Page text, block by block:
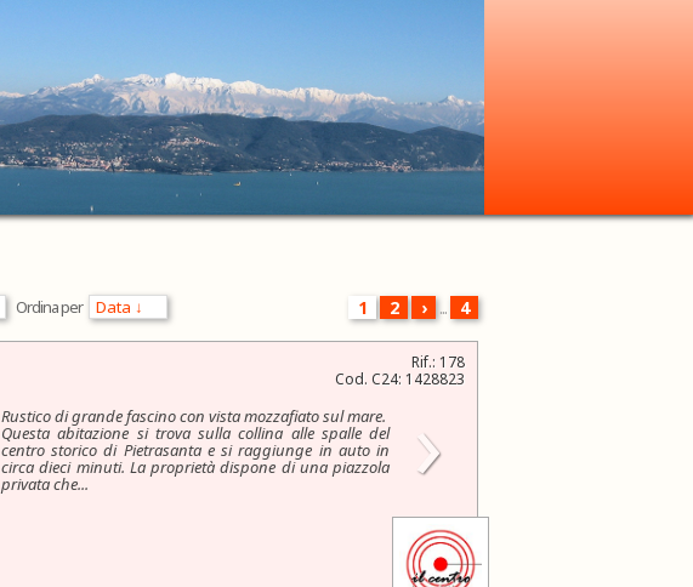
1 2 › ... 4
Ordina per
Rif.: 178
Cod. C24: 1428823
Rustico di grande fascino con vista mozzafiato sul mare.
Questa abitazione si trova sulla collina alle spalle del
centro storico di Pietrasanta e si raggiunge in auto in
circa dieci minuti. La proprietà dispone di una piazzola
privata che... ›